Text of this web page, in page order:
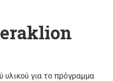
υλικού για το πρόγραμμα